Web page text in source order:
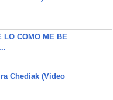
LO COMO ME BE
Chediak (Video